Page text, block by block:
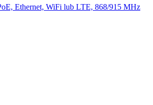
Ethernet, WiFi lub LTE, 868/915 MHz